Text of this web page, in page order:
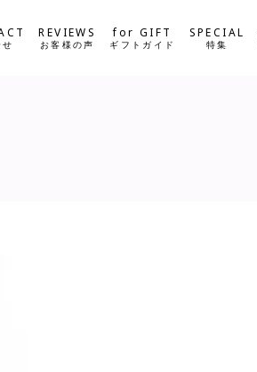
REVIEWS
お客様の声
for GIFT
ギフトガイド
SPECIAL
特集